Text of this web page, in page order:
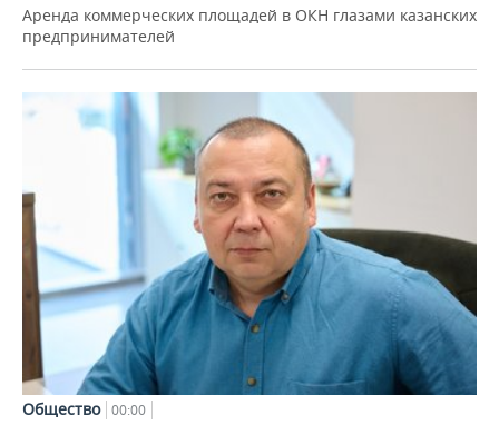
Аренда коммерческих площадей в ОКН глазами казанских
предпринимателей
Общество 00:00